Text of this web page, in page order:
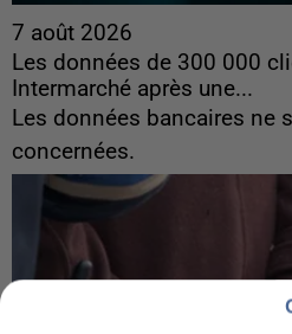
7 août 2026
Les données de 300 000
Intermarché après une...
Les données bancaires ne
concernées.